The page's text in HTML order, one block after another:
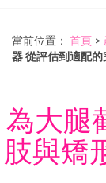
當前位置： 首頁 >
器 從評估到適配
為大腿
肢與矯